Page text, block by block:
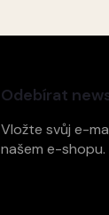
Odebírat
Vložte svůj e-
našem e-shopu.